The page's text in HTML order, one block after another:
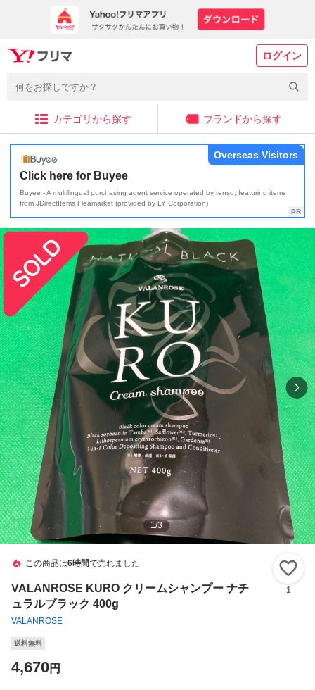
ログイン
カテゴリから探す ブランドから探す
Click here for Buyee
Buyee - A multilingual purchasing agent service operated by tenso, featuring items
from JDirectItems Fleamarket (provided by LY Corporation)
Overseas Visitors
1/3
この商品は6時間で売れました
VALANROSE KURO クリームシャンプー ナチ
ュラルブラック 400g
VALANROSE
1
送料無料
4,670円